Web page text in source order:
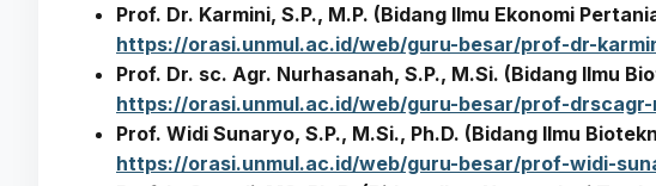
Prof. Dr. Karmini, S.P., M.P. (Bidang Ilmu Ekonomi
https://orasi.unmul.ac.id/web/guru-besar/prof-dr-
Prof. Dr. sc. Agr. Nurhasanah, S.P., M.Si. (Bidang Ilmu
https://orasi.unmul.ac.id/web/guru-besar/prof-
Prof. Widi Sunaryo, S.P., M.Si., Ph.D. (Bidang Ilmu
https://orasi.unmul.ac.id/web/guru-besar/prof-widi-